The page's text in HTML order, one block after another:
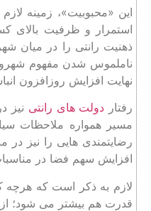
این «محبوبیت»، زمینه
استمرار و ظرفیت بالای
ذهنیت رانتی را در میان
ناملموس شدن مفهوم
نهایت افزایش روزافزون
رفتار دولت ‌های ‌رانتی نیز
‌مسیر همواره ملاحظات
رضایتمندی ‌هایی را نیز
افزایش سهم فضا در
لازم به ذکر است که هرچه
قدرت هم بیشتر می ‌شود؛